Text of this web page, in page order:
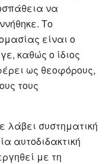
να
Το
είναι ο
καθώς ο ίδιος
ως θεοφόρους,
τους
λάβει συστηματική
αυτοδιδακτική
με τη